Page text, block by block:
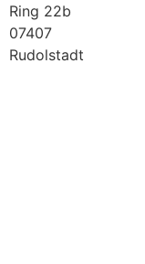
Ring 22b
07407
Rudolstadt